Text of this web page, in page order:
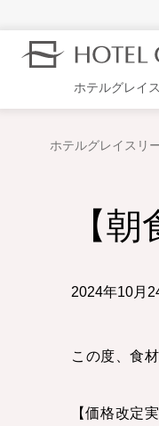
ホテルグレイ
ホテルグレイスリ
【
2024年10月
この度、食
【価格改定